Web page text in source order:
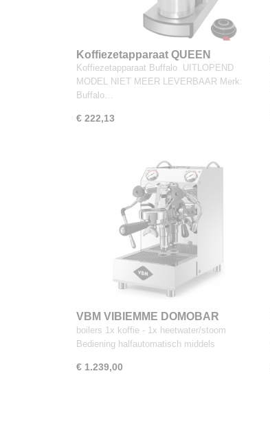
Koffiezetapparaat QUEEN
THERMOS
Koffiezetapparaat Buffalo UITLOPEND
MODEL NIET MEER LEVERBAAR Merk:
Buffalo…
€ 222,13
VBM VIBIEMME DOMOBAR
JUNIOR HX
boilers 1x koffie - 1x heetwater/stoom
Bediening halfautomatisch middels
€ 1.239,00